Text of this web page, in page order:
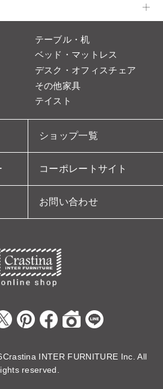
ショップ一覧
コーポレートサイト
お問い合わせ
テーブル・机
ベッド・マットレス
デスク・オフィスチェア
その他家具
テイスト
INTER FURNITURE Inc. All
reserved.